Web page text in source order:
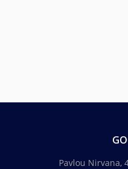
Pavlou Nirvana,